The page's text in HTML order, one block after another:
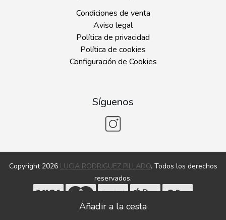
Condiciones de venta
Aviso legal
Política de privacidad
Política de cookies
Configuración de Cookies
Síguenos
Copyright 2026 LUCIA RODRIGUEZ PILLADO. Todos los derechos
reservados.
Desarrollado porMEIGASOFT. Tecnología